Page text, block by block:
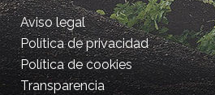
Aviso legal
Política de privacidad
Política de cookies
Transparencia